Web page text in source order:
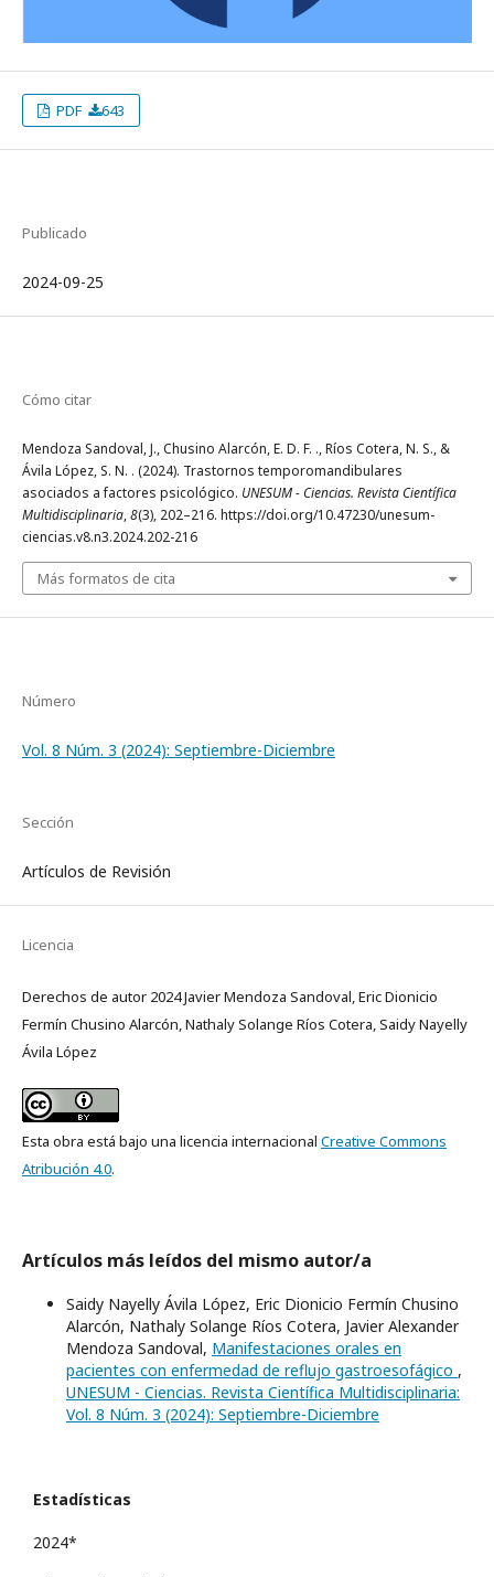
PDF 643
Publicado
2024-09-25
Cómo citar
Mendoza Sandoval, J., Chusino Alarcón, E. D. F. ., Ríos Cotera, N. S., &
Ávila López, S. N. . (2024). Trastornos temporomandibulares
asociados a factores psicológico. UNESUM - Ciencias. Revista Científica
Multidisciplinaria,8(3), 202–216. https://doi.org/10.47230/unesum-
ciencias.v8.n3.2024.202-216
Más formatos de cita
Número
Vol. 8 Núm. 3 (2024): Septiembre-Diciembre
Sección
Artículos de Revisión
Licencia
Derechos de autor 2024 Javier Mendoza Sandoval, Eric Dionicio
Fermín Chusino Alarcón, Nathaly Solange Ríos Cotera, Saidy Nayelly
Ávila López
Esta obra está bajo una licencia internacional Creative Commons
Atribución 4.0.
Artículos más leídos del mismo autor/a
Saidy Nayelly Ávila López, Eric Dionicio Fermín Chusino
Alarcón, Nathaly Solange Ríos Cotera, Javier Alexander
Mendoza Sandoval, Manifestaciones orales en
pacientes con enfermedad de reflujo gastroesofágico ,
UNESUM - Ciencias. Revista Científica Multidisciplinaria:
Vol. 8 Núm. 3 (2024): Septiembre-Diciembre
Estadísticas
2024*